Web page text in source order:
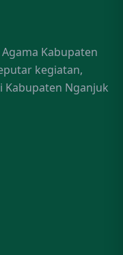
Kabupaten
kegiatan,
Kabupaten Nganjuk